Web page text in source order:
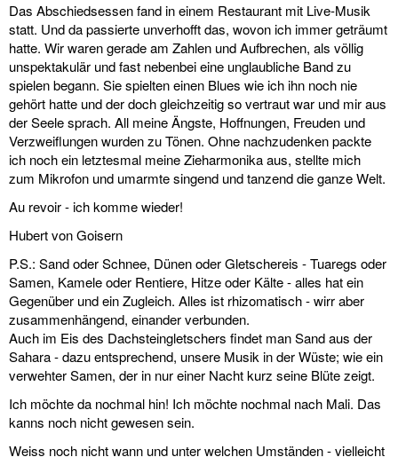
Das Abschiedsessen fand in einem Restaurant mit Live-Musik
statt. Und da passierte unverhofft das, wovon ich immer geträumt
hatte. Wir waren gerade am Zahlen und Aufbrechen, als völlig
unspektakulär und fast nebenbei eine unglaubliche Band zu
spielen begann. Sie spielten einen Blues wie ich ihn noch nie
gehört hatte und der doch gleichzeitig so vertraut war und mir aus
der Seele sprach. All meine Ängste, Hoffnungen, Freuden und
Verzweiflungen wurden zu Tönen. Ohne nachzudenken packte
ich noch ein letztesmal meine Zieharmonika aus, stellte mich
zum Mikrofon und umarmte singend und tanzend die ganze Welt.
Au revoir - ich komme wieder!
Hubert von Goisern
P.S.: Sand oder Schnee, Dünen oder Gletschereis - Tuaregs oder
Samen, Kamele oder Rentiere, Hitze oder Kälte - alles hat ein
Gegenüber und ein Zugleich. Alles ist rhizomatisch - wirr aber
zusammenhängend, einander verbunden.
Auch im Eis des Dachsteingletschers findet man Sand aus der
Sahara - dazu entsprechend, unsere Musik in der Wüste; wie ein
verwehter Samen, der in nur einer Nacht kurz seine Blüte zeigt.
Ich möchte da nochmal hin! Ich möchte nochmal nach Mali. Das
kanns noch nicht gewesen sein.
Weiss noch nicht wann und unter welchen Umständen - vielleicht